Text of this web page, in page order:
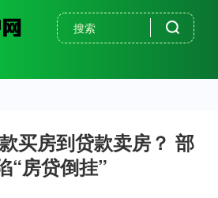
买房到贷款卖房？ 部
“房贷倒挂”